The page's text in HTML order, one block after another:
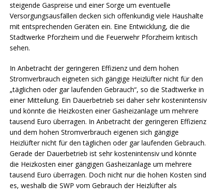
steigende Gaspreise und einer Sorge um eventuelle
Versorgungsausfällen decken sich offenkundig viele Haushalte
mit entsprechenden Geräten ein. Eine Entwicklung, die die
Stadtwerke Pforzheim und die Feuerwehr Pforzheim kritisch
sehen.
In Anbetracht der geringeren Effizienz und dem hohen
Stromverbrauch eigneten sich gängige Heizlüfter nicht für den
„täglichen oder gar laufenden Gebrauch“, so die Stadtwerke in
einer Mitteilung. Ein Dauerbetrieb sei daher sehr kostenintensiv
und könnte die Heizkosten einer Gasheizanlage um mehrere
tausend Euro überragen. In Anbetracht der geringeren Effizienz
und dem hohen Stromverbrauch eigenen sich gängige
Heizlüfter nicht für den täglichen oder gar laufenden Gebrauch.
Gerade der Dauerbetrieb ist sehr kostenintensiv und könnte
die Heizkosten einer gängigen Gasheizanlage um mehrere
tausend Euro überragen. Doch nicht nur die hohen Kosten sind
es, weshalb die SWP vom Gebrauch der Heizlüfter als